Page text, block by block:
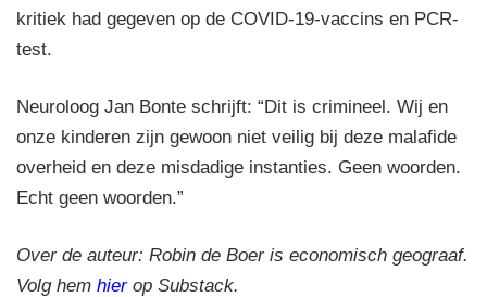
kritiek had gegeven op de COVID-19-vaccins en PCR-
test.
Neuroloog Jan Bonte schrijft: “Dit is crimineel. Wij en
onze kinderen zijn gewoon niet veilig bij deze malafide
overheid en deze misdadige instanties. Geen woorden.
Echt geen woorden.”
Over de auteur: Robin de Boer is economisch geograaf.
Volg hem hierop Substack.